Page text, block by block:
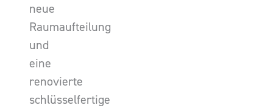
neue
Raumaufteilung
und
eine
renovierte
schlüsselfertige